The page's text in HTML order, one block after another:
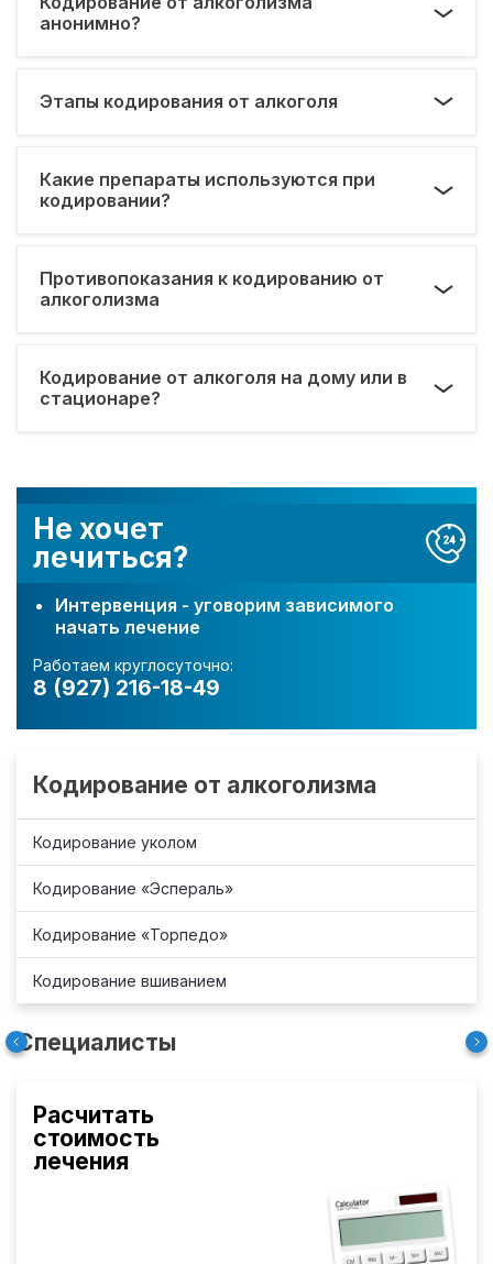
Не хочет
лечиться?
Интервенция - уговорим зависимого
начать лечение
Работаем круглосуточно:
8 (927) 216-18-49
Кодирование от алкоголизма
Кодирование уколом
Кодирование «Эспераль»
Кодирование «Торпедо»
Кодирование вшиванием
Специалисты
Расчитать
стоимость
лечения
анонимно?
Этапы кодирования от алкоголя
Какие препараты используются при
кодировании?
Противопоказания к кодированию от
алкоголизма
Кодирование от алкоголя на дому или в
стационаре?